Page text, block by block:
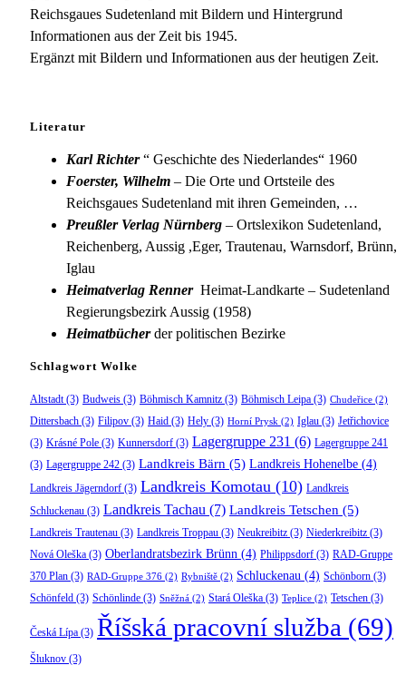
Reichsgaues Sudetenland mit Bildern und Hintergrund
Informationen aus der Zeit bis 1945.
Ergänzt mit Bildern und Informationen aus der heutigen Zeit.
Literatur
Karl Richter“ Geschichte des Niederlandes“ 1960
Foerster, Wilhelm – Die Orte und Ortsteile des
Reichsgaues Sudetenland mit ihren Gemeinden, …
Preußler Verlag Nürnberg – Ortslexikon Sudetenland,
Reichenberg, Aussig ,Eger, Trautenau, Warnsdorf, Brünn,
Iglau
Heimatverlag Renner Heimat-Landkarte – Sudetenland
Regierungsbezirk Aussig (1958)
Heimatbücherder politischen Bezirke
Schlagwort Wolke
Altstadt(3) Budweis (3) Böhmisch Kamnitz (3) Böhmisch Leipa (3) Chudeřice (2)
Dittersbach (3) Filipov (3) Haid (3) Hely (3) Horní Prysk (2) Iglau (3) Jetřichovice
(3) Krásné Pole (3) Kunnersdorf (3) Lagergruppe 231 (6) Lagergruppe 241
(3) Lagergruppe 242 (3) Landkreis Bärn (5) Landkreis Hohenelbe (4)
Landkreis Jägerndorf (3) Landkreis Komotau (10) Landkreis
Schluckenau (3) Landkreis Tachau (7) Landkreis Tetschen (5)
Landkreis Trautenau (3) Landkreis Troppau (3) Neukreibitz (3) Niederkreibitz (3)
Nová Oleška (3) Oberlandratsbezirk Brünn (4) Philippsdorf (3) RAD-Gruppe
370 Plan (3) RAD-Gruppe 376 (2) Rybniště (2) Schluckenau (4) Schönborn (3)
Schönfeld (3) Schönlinde (3) Sněžná (2) Stará Oleška (3) Teplice (2) Tetschen (3)
Česká Lípa (3) Říšská pracovní služba (69)
Šluknov (3)